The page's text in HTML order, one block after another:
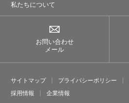
私たちについて
お問い合わせ
メール
サイトマップ プライバシーポリシー
採⽤情報
企業情報